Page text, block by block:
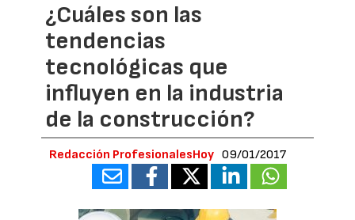
¿Cuáles son las
tendencias
tecnológicas que
influyen en la industria
de la construcción?
Redacción ProfesionalesHoy 09/01/2017